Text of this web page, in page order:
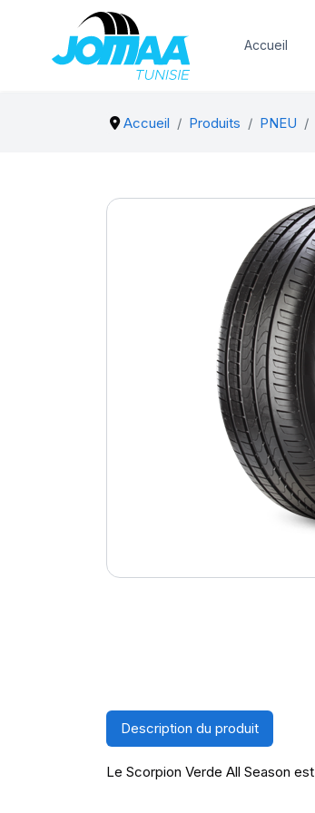
Accueil
Accueil Produits PNEU
Description du produit
Le Scorpion Verde All Season